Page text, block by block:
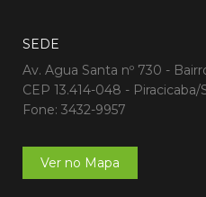
SEDE
Av. Agua Santa nº 730 -
CEP 13.414-048 - Piracicaba/
Fone: 3432-9957
Ver no Mapa